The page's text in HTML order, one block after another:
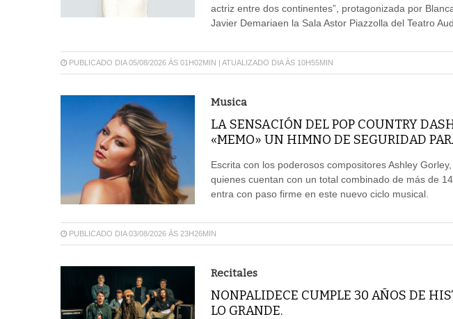
actriz entre dos continentes”, protagonizada por
Javier Demariaen la Sala Astor Piazzolla del Teatro
PUBLICADO DIA 05/08/2026 ÀS 01H02MIN | ATUALIZADO DIA ÀS 10H55MIN
Musica
LA SENSACIÓN DEL POP COUNTRY
«MEMO» UN HIMNO DE SEGURIDAD
Escrita con los poderosos compositores Ashley
quienes cuentan con un total combinado de más de
entra con paso firme en este nuevo ciclo musical.
PUBLICADO DIA 03/08/2026 ÀS 23H26MIN
Recitales
NONPALIDECE CUMPLE 30 AÑOS DE
LO GRANDE.